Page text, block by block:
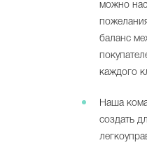
можно
баланс
каждого
Наша
создать